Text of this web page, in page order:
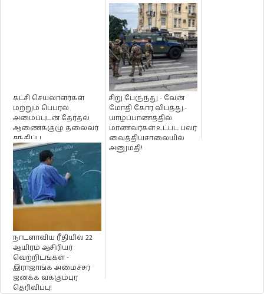
கட்சி செயலாளர்கள்
மற்றும் பெபரல்
அமைப்புடன் தேர்தல்
ஆணைக்குழு தலைவர்
சந்திப்பு
சிறு பேருந்து - வேன்
மோதி கோர விபத்து.-
யாழ்ப்பாணத்தில்
மாணவர்கள் உட்பட பலர்
வைத்தியசாலையில்
அனுமதி!
நாடளாவிய ரீதியில் 22
ஆயிரம் ஆசிரியர்
வெற்றிடங்கள் -
இராஜாங்க அமைச்சர்
ஜனக்க வக்கும்புர
தெரிவிப்பு!